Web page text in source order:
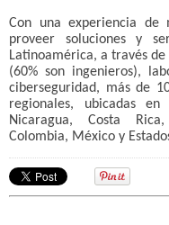
Con una experiencia
proveer soluciones y
Latinoamérica, a través
(60% son ingenieros),
ciberseguridad, más de
regionales, ubicadas en
Nicaragua, Costa
Colombia, México y